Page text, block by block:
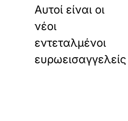
Αυτοί είναι οι
νέοι
εντεταλμένοι
ευρωεισαγγελείς